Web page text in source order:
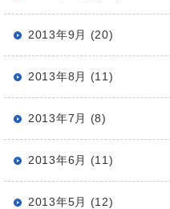
2013年9月 (20)
2013年8月 (11)
2013年7月 (8)
2013年6月 (11)
2013年5月 (12)